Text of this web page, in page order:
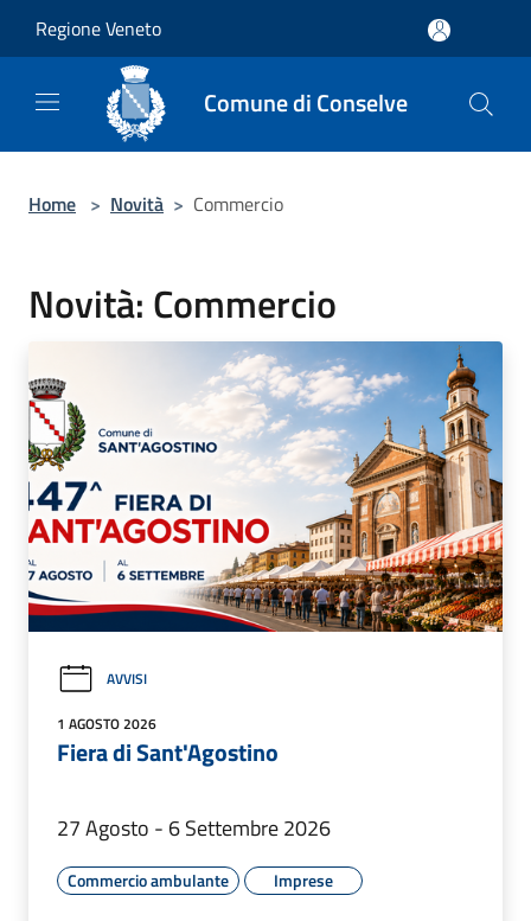
Regione Veneto
Comune di Conselve
Home > Novità > Commercio
Novità: Commercio
AVVISI
1 AGOSTO 2026
Fiera di Sant'Agostino
27 Agosto - 6 Settembre 2026
Commercio ambulante Imprese